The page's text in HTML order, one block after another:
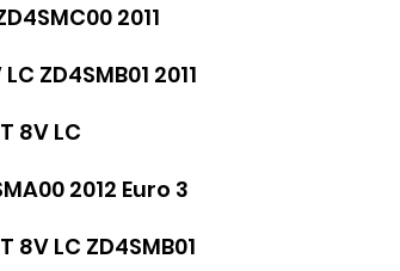
2011
ZD4SMB01 2011
8V LC
2012 Euro 3
LC ZD4SMB01